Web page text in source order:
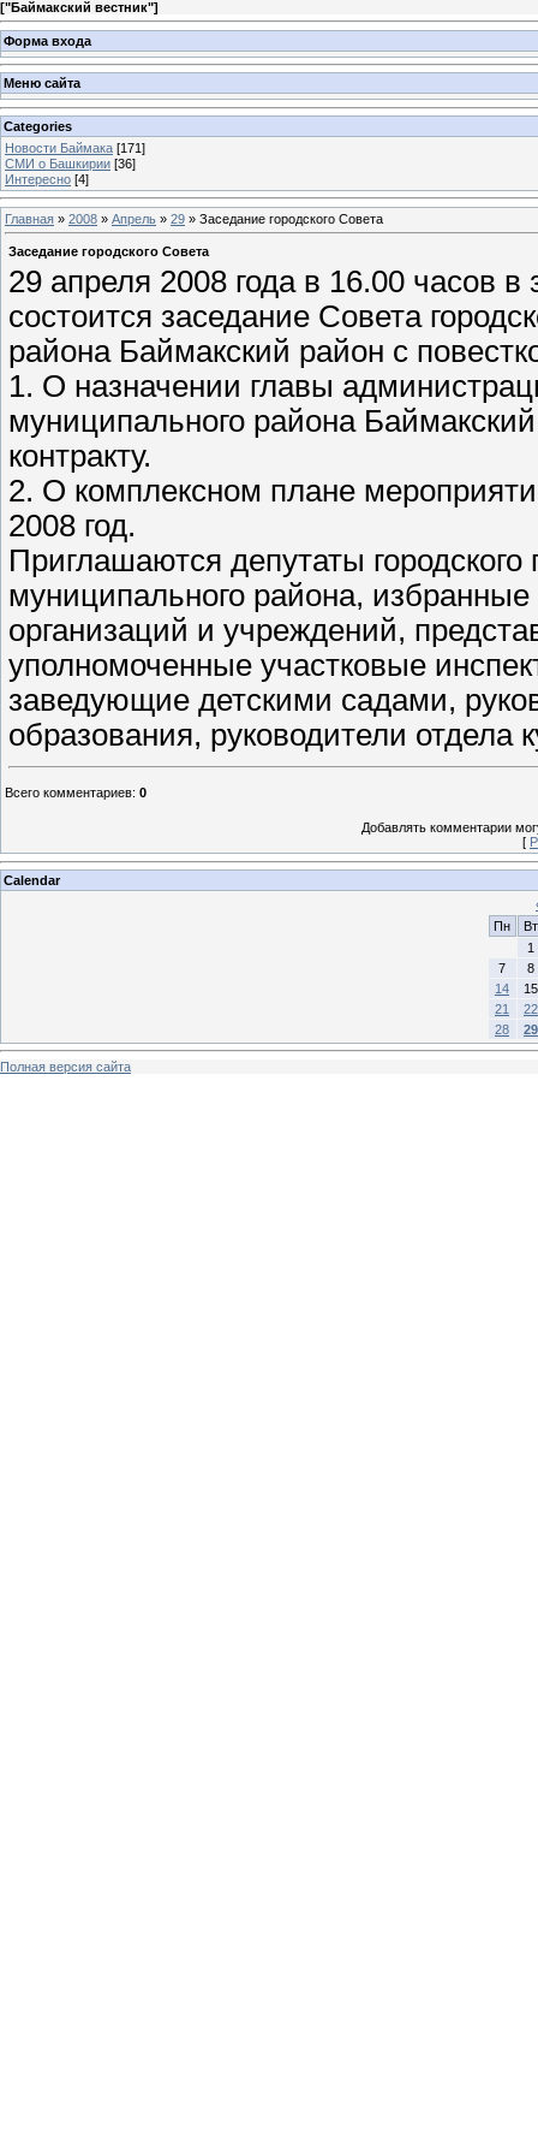
["Баймакский вестник"]
Форма входа
Меню сайта
Categories
Новости Баймака [171]
СМИ о Башкирии [36]
Интересно [4]
Главная » 2008 » Апрель » 29 » Заседание городского Совета
Заседание городского Совета
29 апреля 2008 года в 16.00 часов
состоится заседание Совета
района Баймакский район с
1. О назначении главы
муниципального района
контракту.
2. О комплексном плане
2008 год.
Приглашаются депутаты
муниципального района, избранные
организаций и учреждений,
уполномоченные участковые
заведующие детскими садами,
образования, руководители отдела
Всего комментариев: 0
Добавлять комментарии
[
Calendar
Пн
Вт
1
7
8
14
15
21
22
28
29
Полная версия сайта